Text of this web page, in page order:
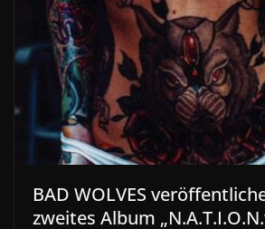
BAD WOLVES
zweites Album